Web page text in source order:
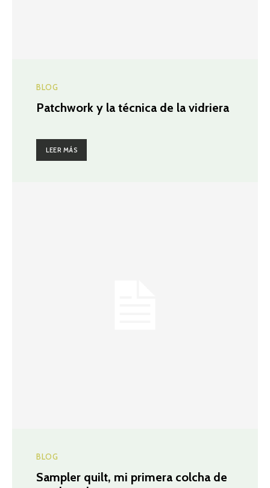
BLOG
Patchwork y la técnica de la vidriera
LEER MÁS
BLOG
Sampler quilt, mi primera colcha de